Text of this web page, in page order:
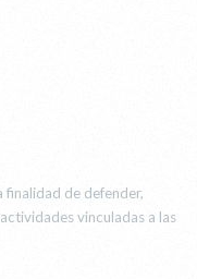
finalidad de defender,
vinculadas a las